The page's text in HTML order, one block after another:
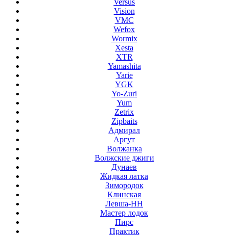
Versus
Vision
VMC
Wefox
Wormix
Xesta
XTR
Yamashita
Yarie
YGK
Yo-Zuri
Yum
Zetrix
Zipbaits
Адмирал
Аргут
Волжанка
Волжские джиги
Дунаев
Жидкая латка
Зимородок
Клинская
Левша-НН
Мастер лодок
Пирс
Практик